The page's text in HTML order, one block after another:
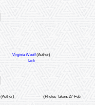
Virginia Woolf(Author)
Link
(Author)
(Photos Taken: 27-Feb-